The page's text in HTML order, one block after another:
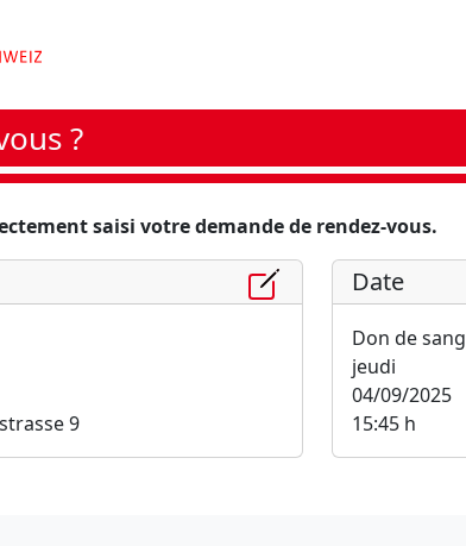
?
saisi votre demande de rendez-vous.
9
Date
Don de sang
jeudi
04/09/2025
15:45 h